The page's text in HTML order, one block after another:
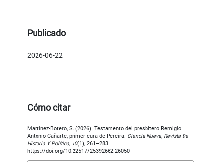
Publicado
2026-06-22
Cómo citar
Martínez-Botero, S. (2026). Testamento del presbítero Remigio
Antonio Cañarte, primer cura de Pereira. Ciencia Nueva, Revista De
Historia Y Política, 10(1), 261–283.
https://doi.org/10.22517/25392662.26050